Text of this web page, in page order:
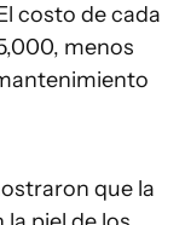
costo de cada
menos
que la